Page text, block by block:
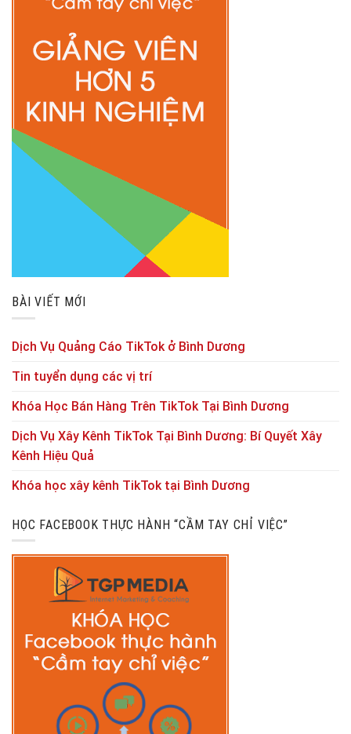
BÀI VIẾT MỚI
Dịch Vụ Quảng Cáo TikTok ở Bình Dương
Tin tuyển dụng các vị trí
Khóa Học Bán Hàng Trên TikTok Tại Bình Dương
Dịch Vụ Xây Kênh TikTok Tại Bình Dương: Bí Quyết Xây
Kênh Hiệu Quả
Khóa học xây kênh TikTok tại Bình Dương
HỌC FACEBOOK THỰC HÀNH “CẦM TAY CHỈ VIỆC”